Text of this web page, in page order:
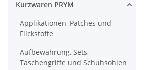
Kurzwaren PRYM
Applikationen, Patches und
Flickstoffe
Aufbewahrung, Sets,
Taschengriffe und Schuhsohlen